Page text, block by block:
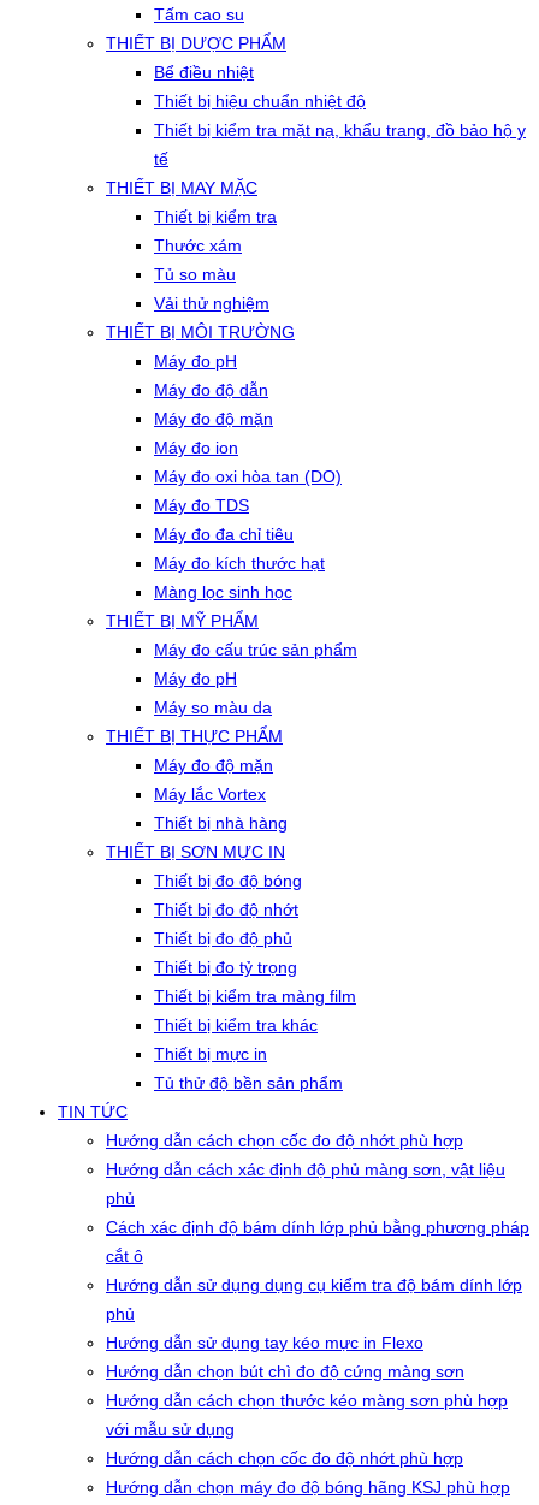
Tấm cao su
THIẾT BỊ DƯỢC PHẨM
Bể điều nhiệt
Thiết bị hiệu chuẩn nhiệt độ
Thiết bị kiểm tra mặt nạ, khẩu trang, đồ bảo hộ y
tế
THIẾT BỊ MAY MẶC
Thiết bị kiểm tra
Thước xám
Tủ so màu
Vải thử nghiệm
THIẾT BỊ MÔI TRƯỜNG
Máy đo pH
Máy đo độ dẫn
Máy đo độ mặn
Máy đo ion
Máy đo oxi hòa tan (DO)
Máy đo TDS
Máy đo đa chỉ tiêu
Máy đo kích thước hạt
Màng lọc sinh học
THIẾT BỊ MỸ PHẨM
Máy đo cấu trúc sản phẩm
Máy đo pH
Máy so màu da
THIẾT BỊ THỰC PHẨM
Máy đo độ mặn
Máy lắc Vortex
Thiết bị nhà hàng
THIẾT BỊ SƠN MỰC IN
Thiết bị đo độ bóng
Thiết bị đo độ nhớt
Thiết bị đo độ phủ
Thiết bị đo tỷ trọng
Thiết bị kiểm tra màng film
Thiết bị kiểm tra khác
Thiết bị mực in
Tủ thử độ bền sản phẩm
TIN TỨC
Hướng dẫn cách chọn cốc đo độ nhớt phù hợp
Hướng dẫn cách xác định độ phủ màng sơn, vật liệu
phủ
Cách xác định độ bám dính lớp phủ bằng phương pháp
cắt ô
Hướng dẫn sử dụng dụng cụ kiểm tra độ bám dính lớp
phủ
Hướng dẫn sử dụng tay kéo mực in Flexo
Hướng dẫn chọn bút chì đo độ cứng màng sơn
Hướng dẫn cách chọn thước kéo màng sơn phù hợp
với mẫu sử dụng
Hướng dẫn cách chọn cốc đo độ nhớt phù hợp
Hướng dẫn chọn máy đo độ bóng hãng KSJ phù hợp